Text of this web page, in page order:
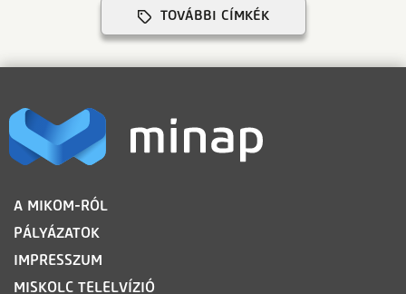
TOVÁBBI CÍMKÉK
LÁBLÉC
A MIKOM-RÓL
PÁLYÁZATOK
IMPRESSZUM
MISKOLC TELELVÍZIÓ